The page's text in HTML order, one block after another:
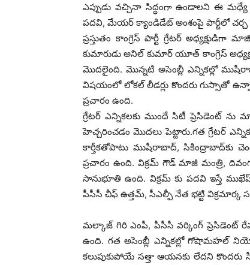
ఎప్పుడు వచ్చినా సిద్ధంగా ఉండాలని ఈ
పదవి, మేయర్‌ క్యాండిడేట్‌ అంశంపై పార్టీలో చర్చ
ప్రస్తుతం కాంగ్రెస్ పార్టీ గ్రేటర్‌
కుమారుడు అనిల్‌‌‌‌ కుమార్‌ యూత్‌ కాంగ్రెస్‌
మొదలైంది. మొన్నటి అసెంబ్లీ ఎన్నికల్లో
విషయంలో లోకల్ లీడర్లు కొందరు గుస్సాతో
ప్రచారం ఉంది.
గ్రేటర్ ఎన్నికల‌కు ముందే సిటీ ప్రెసిడెంట్‌
హెచ్చరించడం మొదలు పెట్టారు.గత గ్రేటర్‌
కార్తీకతోపాటు ముషీరాబాద్‌‌‌‌, సికింద్రాబాద్‌‌‌‌కు
ప్రచారం ఉంది. విక్రమ్ గౌడ్‌‌‌‌ మాజీ మంత్రి,
సానుభూతి ఉంది. విక్రమ్ కు పదవి ఇస్తే
పీసీసీ చీఫ్ ఉత్తమ్‌‌‌‌, సీఎల్పీ నేత భట్టి విక్రమార్క
మల్కాజ్‌ గిరి ఎంపీ, పీసీసీ వర్కింగ్‌ ప్రెసిడెంట్‌
ఉంది. గత అసెంబ్లీ ఎన్నికల్లో గోషామహల్‌‌‌‌
కలుపుకుపోయే సత్తా ఆయనకు లేదని